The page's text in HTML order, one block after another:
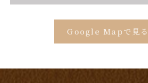
Google Mapで見る